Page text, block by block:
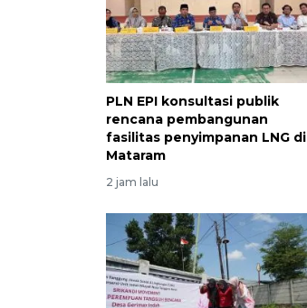
PLN EPI konsultasi publik
rencana pembangunan
fasilitas penyimpanan LNG di
Mataram
2 jam lalu